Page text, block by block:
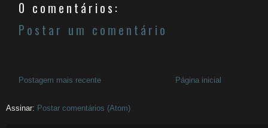
0 comentários:
Postar um comentário
Postagem mais recente Página inicial
Assinar: Postar comentários (Atom)